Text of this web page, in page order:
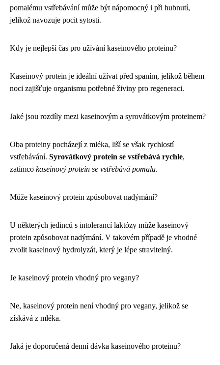
pomalému vstřebávání může být nápomocný i při hubnutí,
jelikož navozuje pocit sytosti.
Kdy je nejlepší čas pro užívání kaseinového proteinu?
Kaseinový protein je ideální užívat před spaním, jelikož během
noci zajišťuje organismu potřebné živiny pro regeneraci.
Jaké jsou rozdíly mezi kaseinovým a syrovátkovým proteinem?
Oba proteiny pocházejí z mléka, liší se však rychlostí
vstřebávání. Syrovátkový protein se vstřebává rychle,
zatímco kaseinový protein se vstřebává pomalu.
Může kaseinový protein způsobovat nadýmání?
U některých jedinců s intolerancí laktózy může kaseinový
protein způsobovat nadýmání. V takovém případě je vhodné
zvolit kaseinový hydrolyzát, který je lépe stravitelný.
Je kaseinový protein vhodný pro vegany?
Ne, kaseinový protein není vhodný pro vegany, jelikož se
získává z mléka.
Jaká je doporučená denní dávka kaseinového proteinu?